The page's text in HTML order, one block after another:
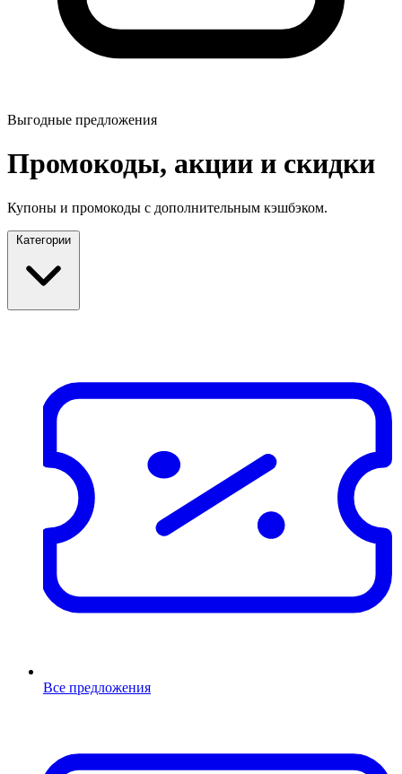
Выгодные предложения
Промокоды, акции и скидки
Купоны и промокоды с дополнительным кэшбэком.
Категории
Все предложения